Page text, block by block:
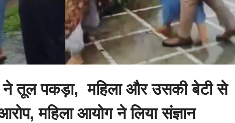
तूल पकड़ा, महिला और उसकी बेटी से
महिला आयोग ने लिया संज्ञान